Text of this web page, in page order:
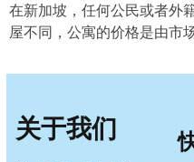
在新加坡，任何公民或者外
屋不同，公寓的价格是由市
关于我们